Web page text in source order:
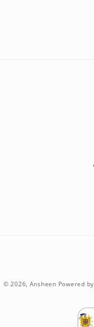
© 2026, Ansheen Powered